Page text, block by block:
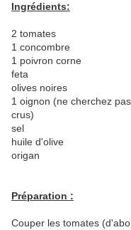
Ingrédients:
2 tomates
1 concombre
1 poivron corne
feta
olives noires
1 oignon (ne cherchez
crus)
sel
huile d'olive
origan
Préparation :
Couper les tomates